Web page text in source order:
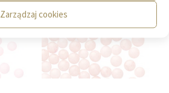
Zarządzaj cookies